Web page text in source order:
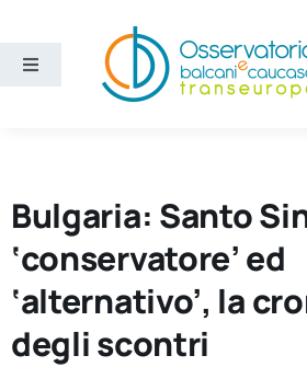
contenuto
Toggle
Ricerca e divulgazione
Sezioni
Bulgaria: Santo
‘conservatore’ ed
‘alternativo’, la
degli scontri